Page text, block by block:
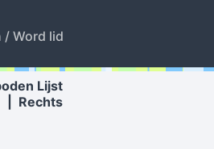
/ Word lid
Lijst
Rechts